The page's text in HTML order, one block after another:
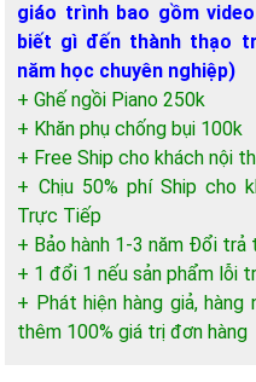
giáo trình bao gồm
biết gì đến thành thạo
năm học chuyên nghiệp)
+ Ghế ngồi Piano 250k
+ Khăn phụ chống bụi 100k
+ Free Ship cho khách nội
+ Chịu 50% phí Ship cho
Trực Tiếp
+ Bảo hành 1-3 năm Đổi
+ 1 đổi 1 nếu sản phẩm lỗi
+ Phát hiện hàng giả, hàng
thêm 100% giá trị đơn hàng